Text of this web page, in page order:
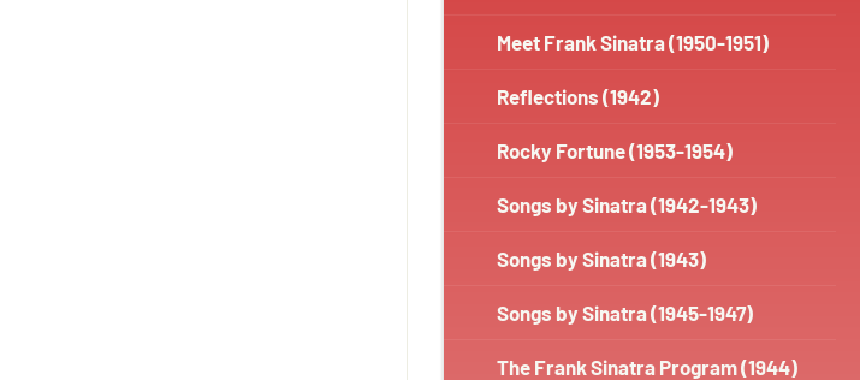
Meet Frank Sinatra (1950-1951)
Reflections (1942)
Rocky Fortune (1953-1954)
Songs by Sinatra (1942-1943)
Songs by Sinatra (1943)
Songs by Sinatra (1945-1947)
The Frank Sinatra Program (1944)